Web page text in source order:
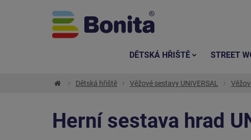
Dětská hřiště Věžové sestavy UNIVERSAL
Herní sestava hrad
DĚTSKÁ HŘIŠTĚ STREET